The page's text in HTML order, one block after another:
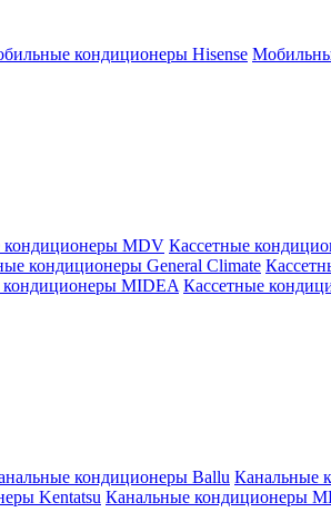
кондиционеры Hisense
кондиционеры MDV Кассетные
кондиционеры General Climate
кондиционеры MIDEA Кассетные
кондиционеры Ballu Канальные
Kentatsu Канальные кондиционеры